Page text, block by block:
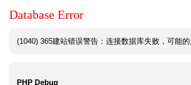
Database Error
(1040) 365建站错误警告：连接数据库失败，可能
PHP Debug